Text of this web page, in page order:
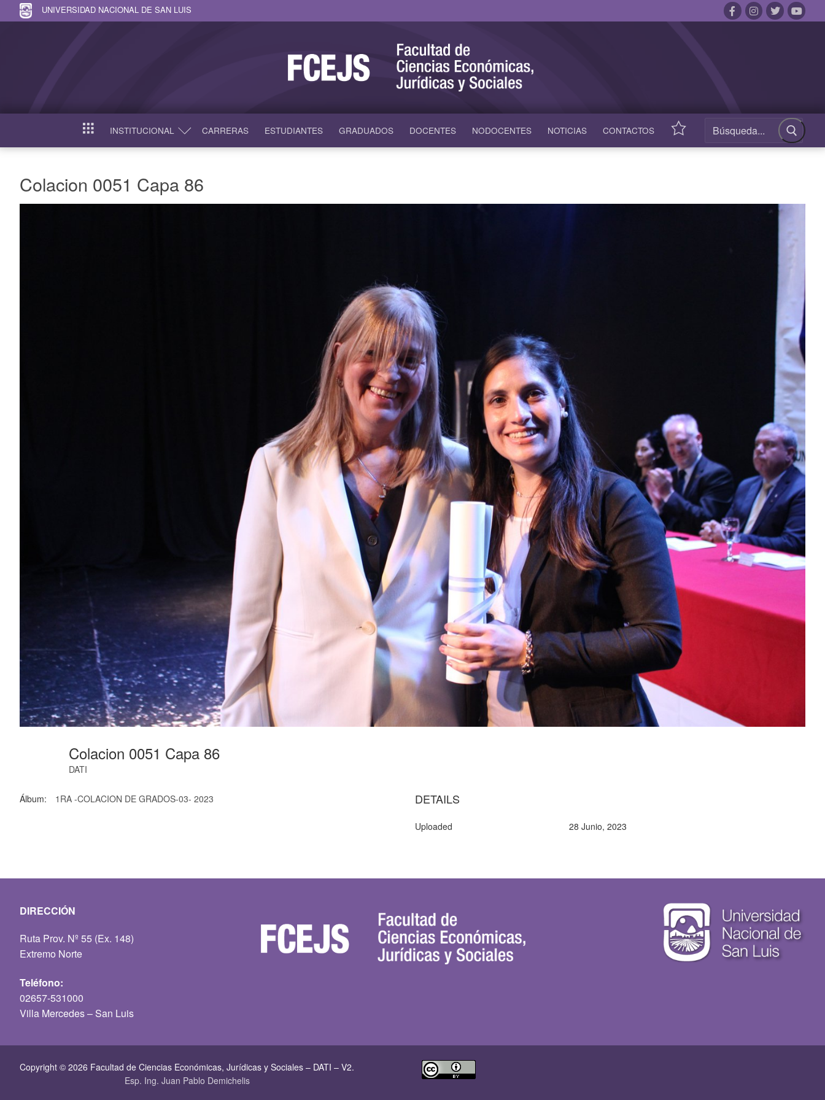
UNIVERSIDAD NACIONAL DE SAN LUIS
INICIO INSTITUCIONAL CARRERAS ESTUDIANTES GRADUADOS DOCENTES NODOCENTES NOTICIAS CONTACTOS ACCESOS
Colacion 0051 Capa 86
Colacion 0051 Capa 86
DATI
Álbum: 1RA -COLACION DE GRADOS-03- 2023 DETAILS
Uploaded 28 Junio, 2023
DIRECCIÓN
Ruta Prov. Nº 55 (Ex. 148)
Extremo Norte
Teléfono:
02657-531000
Villa Mercedes – San Luis
Copyright © 2026 Facultad de Ciencias Económicas, Jurí­dicas y Sociales – DATI – V2.
Esp. Ing. Juan Pablo Demichelis